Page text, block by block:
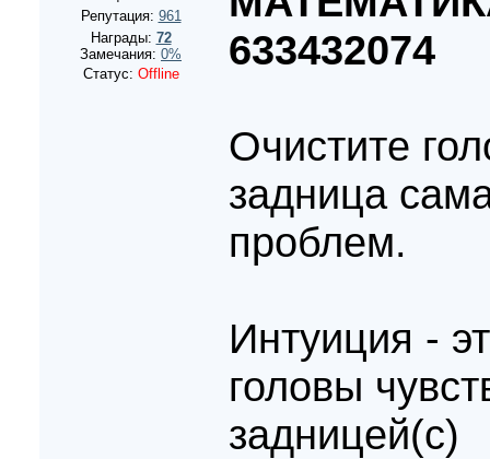
Репутация: 961
Награды: 72
Замечания: 0%
Статус: Offline
633432074
Очистите
задница
проблем.
Интуиция -
головы
задницей(с)